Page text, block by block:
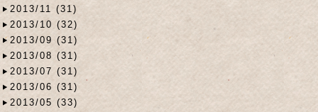
2013/11 (31)
2013/10 (32)
2013/09 (31)
2013/08 (31)
2013/07 (31)
2013/06 (31)
2013/05 (33)